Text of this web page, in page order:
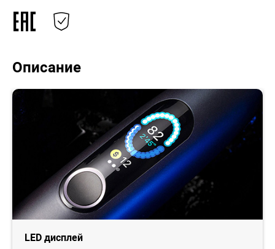
Описание
LED дисплей